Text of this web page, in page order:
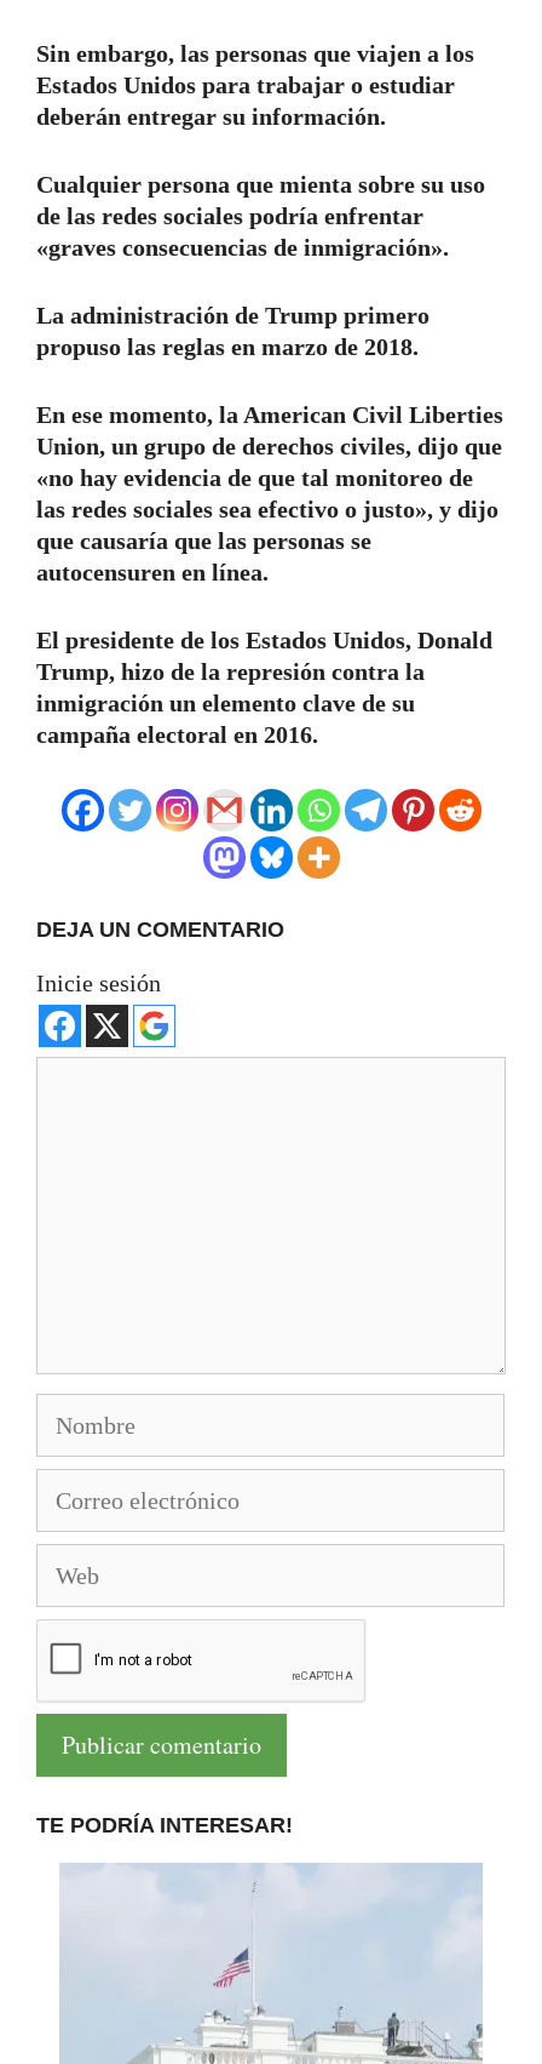
Sin embargo, las personas que viajen a los
Estados Unidos para trabajar o estudiar
deberán entregar su información.
Cualquier persona que mienta sobre su uso
de las redes sociales podría enfrentar
«graves consecuencias de inmigración».
La administración de Trump primero
propuso las reglas en marzo de 2018.
En ese momento, la American Civil Liberties
Union, un grupo de derechos civiles, dijo que
«no hay evidencia de que tal monitoreo de
las redes sociales sea efectivo o justo», y dijo
que causaría que las personas se
autocensuren en línea.
El presidente de los Estados Unidos, Donald
Trump, hizo de la represión contra la
inmigración un elemento clave de su
campaña electoral en 2016.
DEJA UN COMENTARIO
Inicie sesión
electrónico
TE PODRÍA INTERESAR!